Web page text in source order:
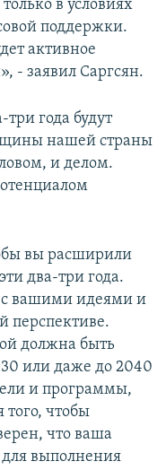
в условиях
поддержки.
активное
- заявил Саргсян.
года будут
нашей страны
и делом.
вы расширили
два-три года.
с вашими идеями и
перспективе.
должна быть
или даже до 2040
и программы,
того, чтобы
что ваша
выполнения